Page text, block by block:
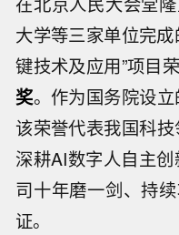
大学等三家单位完
键技术及应用”项目
奖。作为国务院设
该荣誉代表我国科
深耕AI数字人自主
司十年磨一剑、持
证。